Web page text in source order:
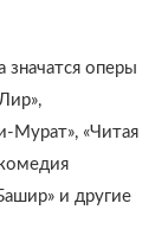
значатся оперы
Мурат», «Читая
и другие